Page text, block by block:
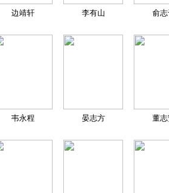
边靖轩 李有山 俞志
韦永程 晏志方 董志